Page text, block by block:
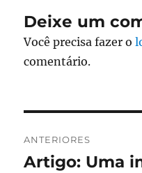
Deixe um
Você precisa fazer o
comentário.
de
ANTERIORES
Post
Artigo: Uma